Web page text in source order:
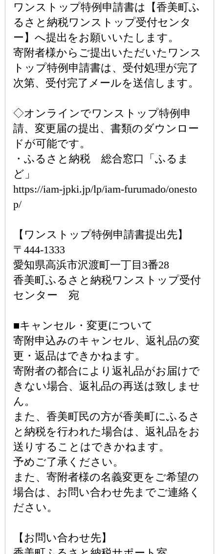
ワンストップ特例申請書は【香美町ふ
るさと納税ワンストップ受付センタ
ー】へ提出をお願いいたします。
寄附者様からご提出いただいたワンス
トップ特例申請書は、受付処理が完了
次第、受付完了メールを送信します。
◇オンラインでワンストップ特例申
請、変更届の提出、書類のダウンロー
ドが可能です。
・ふるさと納税 総合窓口「ふるま
ど」
https://iam-jpki.jp/lp/iam-furumado/onesto
p/
【ワンストップ特例申請書提出先】
〒444-1333
愛知県高浜市沢渡町一丁目3番28
香美町ふるさと納税ワンストップ受付
センター 宛
■キャンセル・変更について
寄附申込みのキャンセル、返礼品の変
更・返品はできかねます。
寄附者の都合により返礼品がお届けで
きない場合、返礼品の再送は致しませ
ん。
また、香美町民の方が香美町にふるさ
と納税を行われた場合は、返礼品をお
送りすることはできかねます。
予めご了承ください。
また、寄附者様の名義変更をご希望の
場合は、お問い合わせ先までご連絡く
ださい。
【お問い合わせ先】